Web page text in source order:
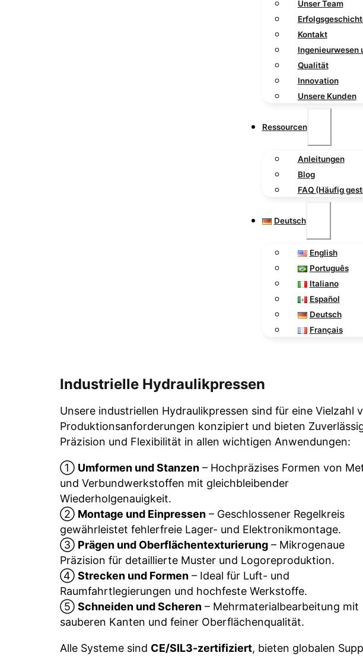
Unser Team
Kontakt
Ingenieurwesen
Qualität
Innovation
Unsere Kunden
Ressourcen
Anleitungen
Blog
FAQ (Häufig
Deutsch
English
Português
Italiano
Español
Deutsch
Français
Industrielle Hydraulikpressen
Unsere industriellen Hydraulikpressen sind für eine Vielzahl
Produktionsanforderungen konzipiert und bieten
Präzision und Flexibilität in allen wichtigen Anwendungen:
① Umformen und Stanzen– Hochpräzises Formen von
und Verbundwerkstoffen mit gleichbleibender
Wiederholgenauigkeit.
② Montage und Einpressen– Geschlossener Regelkreis
gewährleistet fehlerfreie Lager- und Elektronikmontage.
③ Prägen und Oberflächentexturierung– Mikrogenaue
Präzision für detaillierte Muster und Logoreproduktion.
④ Strecken und Formen– Ideal für Luft- und
Raumfahrtlegierungen und hochfeste Werkstoffe.
⑤ Schneiden und Scheren– Mehrmaterialbearbeitung mit
sauberen Kanten und feiner Oberflächenqualität.
Alle Systeme sind CE/SIL3-zertifiziert, bieten globalen